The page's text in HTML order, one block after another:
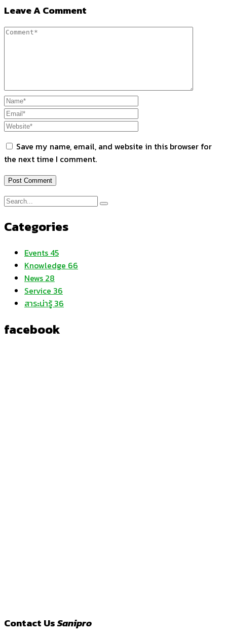
Leave A Comment
Save my name, email, and website in this browser for
the next time I comment.
Categories
Events 45
Knowledge 66
News 28
Service 36
สาระน่ารู้ 36
facebook
Contact UsSanipro